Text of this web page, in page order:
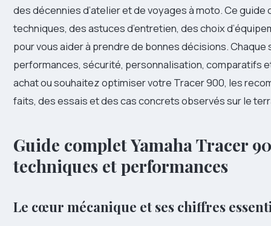
des décennies d’atelier et de voyages à moto. Ce
techniques, des astuces d’entretien, des choix
pour vous aider à prendre de bonnes décisions.
performances, sécurité, personnalisation, comparatifs
achat ou souhaitez optimiser votre Tracer 900, les
faits, des essais et des cas concrets observés sur le
Guide complet Yamaha Tracer
techniques et performances
Le cœur mécanique et ses chiffres